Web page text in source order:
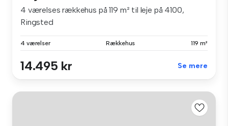
4 værelses rækkehus på 119 m² til leje på 4100,
Ringsted
4 værelser Rækkehus 119 m²
14.495 kr Se mere